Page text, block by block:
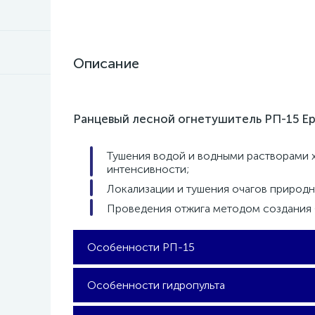
Описание
Ранцевый лесной огнетушитель РП-15
Тушения водой и водными растворами
интенсивности;
Локализации и тушения очагов
Проведения отжига методом
Особенности РП-15
Резервуар ранцевого лесного
Особенности гидропульта